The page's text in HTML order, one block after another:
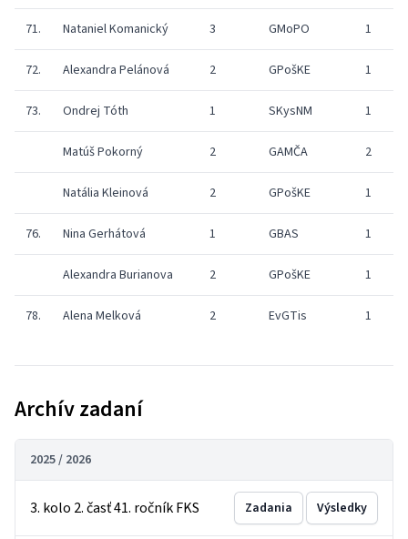
71. Nataniel Komanický 3 GMoPO 1
72. Alexandra Pelánová 2 GPošKE 1
73. Ondrej Tóth 1 SKysNM 1
Matúš Pokorný 2 GAMČA 2
Natália Kleinová 2 GPošKE 1
76. Nina Gerhátová 1 GBAS 1
Alexandra Burianova 2 GPošKE 1
78. Alena Melková 2 EvGTis 1
Archív zadaní
2025 / 2026
3. kolo 2. časť 41. ročník FKS Zadania Výsledky